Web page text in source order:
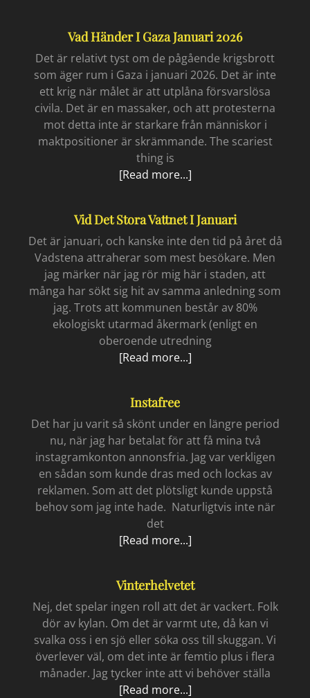
Vad Händer I Gaza Januari 2026
Det är relativt tyst om de pågående krigsbrott
som äger rum i Gaza i januari 2026. Det är inte
ett krig när målet är att utplåna försvarslösa
civila. Det är en massaker, och att protesterna
mot detta inte är starkare från människor i
maktpositioner är skrämmande. The scariest
thing is
[Read more...]Vad
Gaza
januari
2026
Vid Det Stora Vattnet I Januari
Det är januari, och kanske inte den tid på året då
Vadstena attraherar som mest besökare. Men
jag märker när jag rör mig här i staden, att
många har sökt sig hit av samma anledning som
jag. Trots att kommunen består av 80%
ekologiskt utarmad åkermark (enligt en
oberoende utredning
[Read more...]Vid
januari
Instafree
Det har ju varit så skönt under en längre period
nu, när jag har betalat för att få mina två
instagramkonton annonsfria. Jag var verkligen
en sådan som kunde dras med och lockas av
reklamen. Som att det plötsligt kunde uppstå
behov som jag inte hade. Naturligtvis inte när
det
[Read more...]Instafree
Vinterhelvetet
Nej, det spelar ingen roll att det är vackert. Folk
dör av kylan. Om det är varmt ute, då kan vi
svalka oss i en sjö eller söka oss till skuggan. Vi
överlever väl, om det inte är femtio plus i flera
månader. Jag tycker inte att vi behöver ställa
[Read more...]Vinterhelvetet